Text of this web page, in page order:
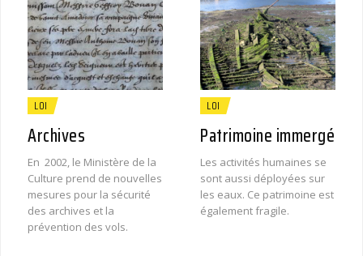
LOI
Archives
En 2002, le Ministère de la
Culture prend de nouvelles
mesures pour la sécurité
des archives et la
prévention des vols.
LOI
Patrimoine immergé
Les activités humaines se
sont aussi déployées sur
les eaux. Ce patrimoine est
également fragile.